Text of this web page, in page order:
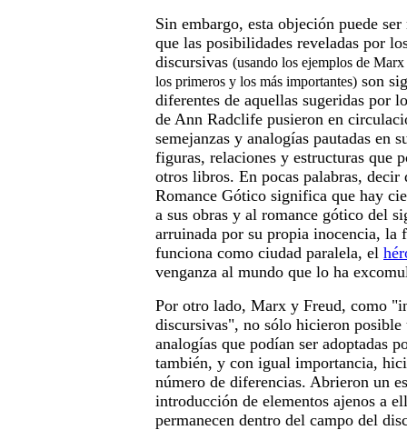
Sin embargo, esta objeción puede
que las posibilidades reveladas por
discursivas (usando los ejemplos de
los primeros y los más importantes) son
diferentes de aquellas sugeridas por
de Ann Radclife pusieron en
semejanzas y analogías pautadas en
figuras, relaciones y estructuras que
otros libros. En pocas palabras,
Romance Gótico significa que hay
a sus obras y al romance gótico del
arruinada por su propia inocencia, la
funciona como ciudad paralela, el
venganza al mundo que lo ha
Por otro lado, Marx y Freud, como
discursivas", no sólo hicieron posible
analogías que podían ser adoptadas
también, y con igual importancia,
número de diferencias. Abrieron un
introducción de elementos ajenos a
permanecen dentro del campo del